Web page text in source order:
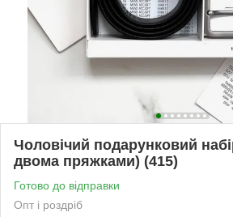
Чоловічий подарунковий
двома пряжками) (415)
Готово до відправки
Опт і роздріб